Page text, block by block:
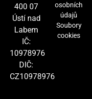
400 07
Ústí nad
Labem
IČ:
10978976
DIČ:
CZ10978976
osobních
údajů
Soubory
cookies